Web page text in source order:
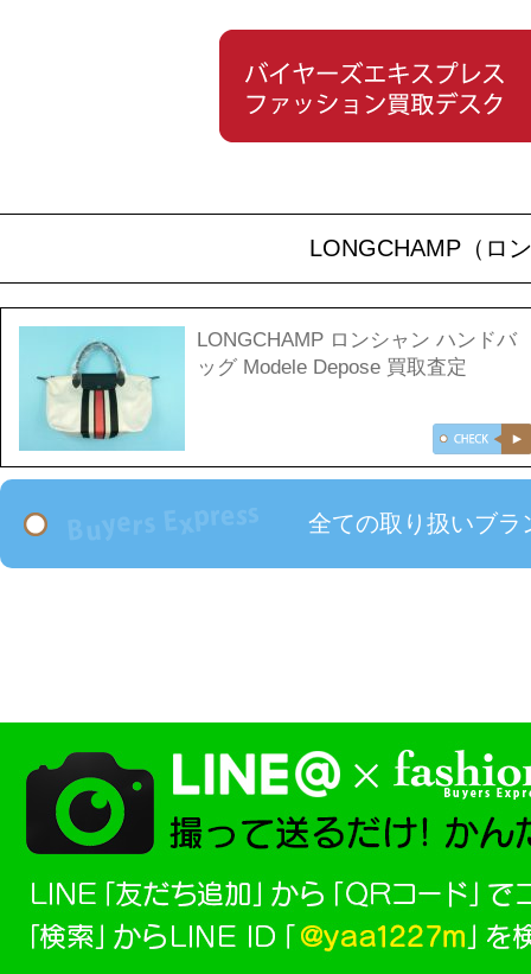
LONGCHAMP（ロ
LONGCHAMP ロンシャン ハンドバ
ッグ Modele Depose 買取査定
全ての取り扱いブラ